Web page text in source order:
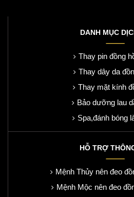
DANH MỤC
Thay pin đồng
Thay dây da
Thay mặt kính
Bảo dưỡng lau
Spa,đánh bóng
HỖ TRỢ
Mệnh Thủy nên đeo
Mệnh Mộc nên đeo